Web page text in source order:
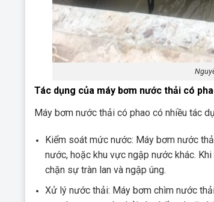
Tác dụng của máy bơm nước thải có
Máy bơm nước thải có phao có nhiều tác
Kiểm soát mức nước: Máy bơm nước
nước, hoặc khu vực ngập nước khác.
chặn sự tràn lan và ngập úng.
Xử lý nước thải: Máy bơm chìm nước